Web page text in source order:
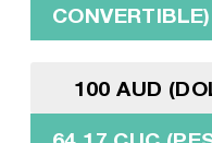
CONVERTIBLE)
100 AUD